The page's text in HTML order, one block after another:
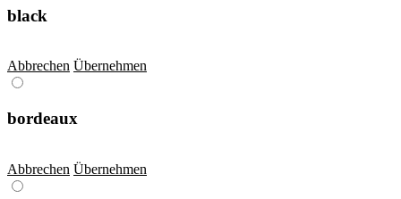
black
Abbrechen Übernehmen
bordeaux
Abbrechen Übernehmen